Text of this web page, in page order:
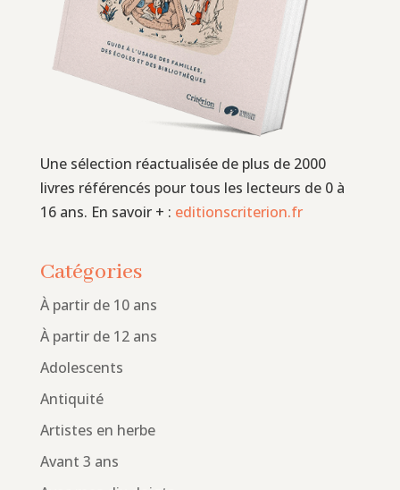
Une sélection réactualisée de plus de 2000
livres référencés pour tous les lecteurs de 0 à
16 ans. En savoir + : editionscriterion.fr
Catégories
À partir de 10 ans
À partir de 12 ans
Adolescents
Antiquité
Artistes en herbe
Avant 3 ans